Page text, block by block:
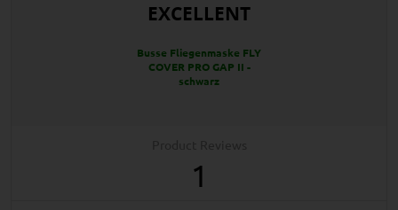
EXCELLENT
Busse Fliegenmaske FLY
COVER PRO GAP II -
schwarz
1